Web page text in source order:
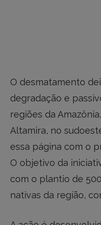
O desmatamento
degradação e
regiões da
Altamira, no
essa página com o
O objetivo da
com o plantio de
nativas da região,